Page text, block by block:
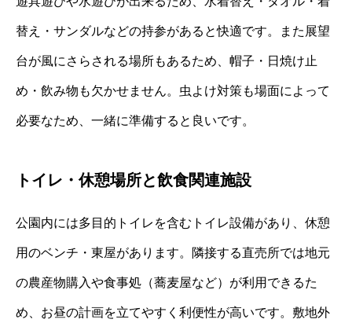
替え・サンダルなどの持参があると快適です。また展望
台が風にさらされる場所もあるため、帽子・日焼け止
め・飲み物も欠かせません。虫よけ対策も場面によって
必要なため、一緒に準備すると良いです。
トイレ・休憩場所と飲食関連施設
公園内には多目的トイレを含むトイレ設備があり、休憩
用のベンチ・東屋があります。隣接する直売所では地元
の農産物購入や食事処（蕎麦屋など）が利用できるた
め、お昼の計画を立てやすく利便性が高いです。敷地外